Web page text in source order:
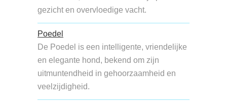
gezicht en overvloedige vacht.
Poedel
De Poedel is een intelligente, vriendelijke
en elegante hond, bekend om zijn
uitmuntendheid in gehoorzaamheid en
veelzijdigheid.